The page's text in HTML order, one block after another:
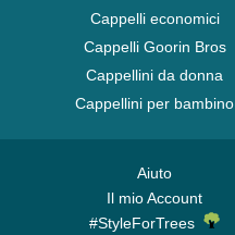
Cappelli economici
Cappelli Goorin Bros
Cappellini da donna
Cappellini per bambino
Aiuto
Il mio Account
#StyleForTrees